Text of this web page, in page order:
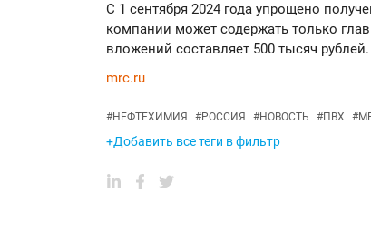
С 1 сентября 2024 года упрощено
компании может содержать только
вложений составляет 500 тысяч рублей.
mrc.ru
#НЕФТЕХИМИЯ #РОССИЯ #НОВОСТЬ #ПВХ #
+Добавить все теги в фильтр